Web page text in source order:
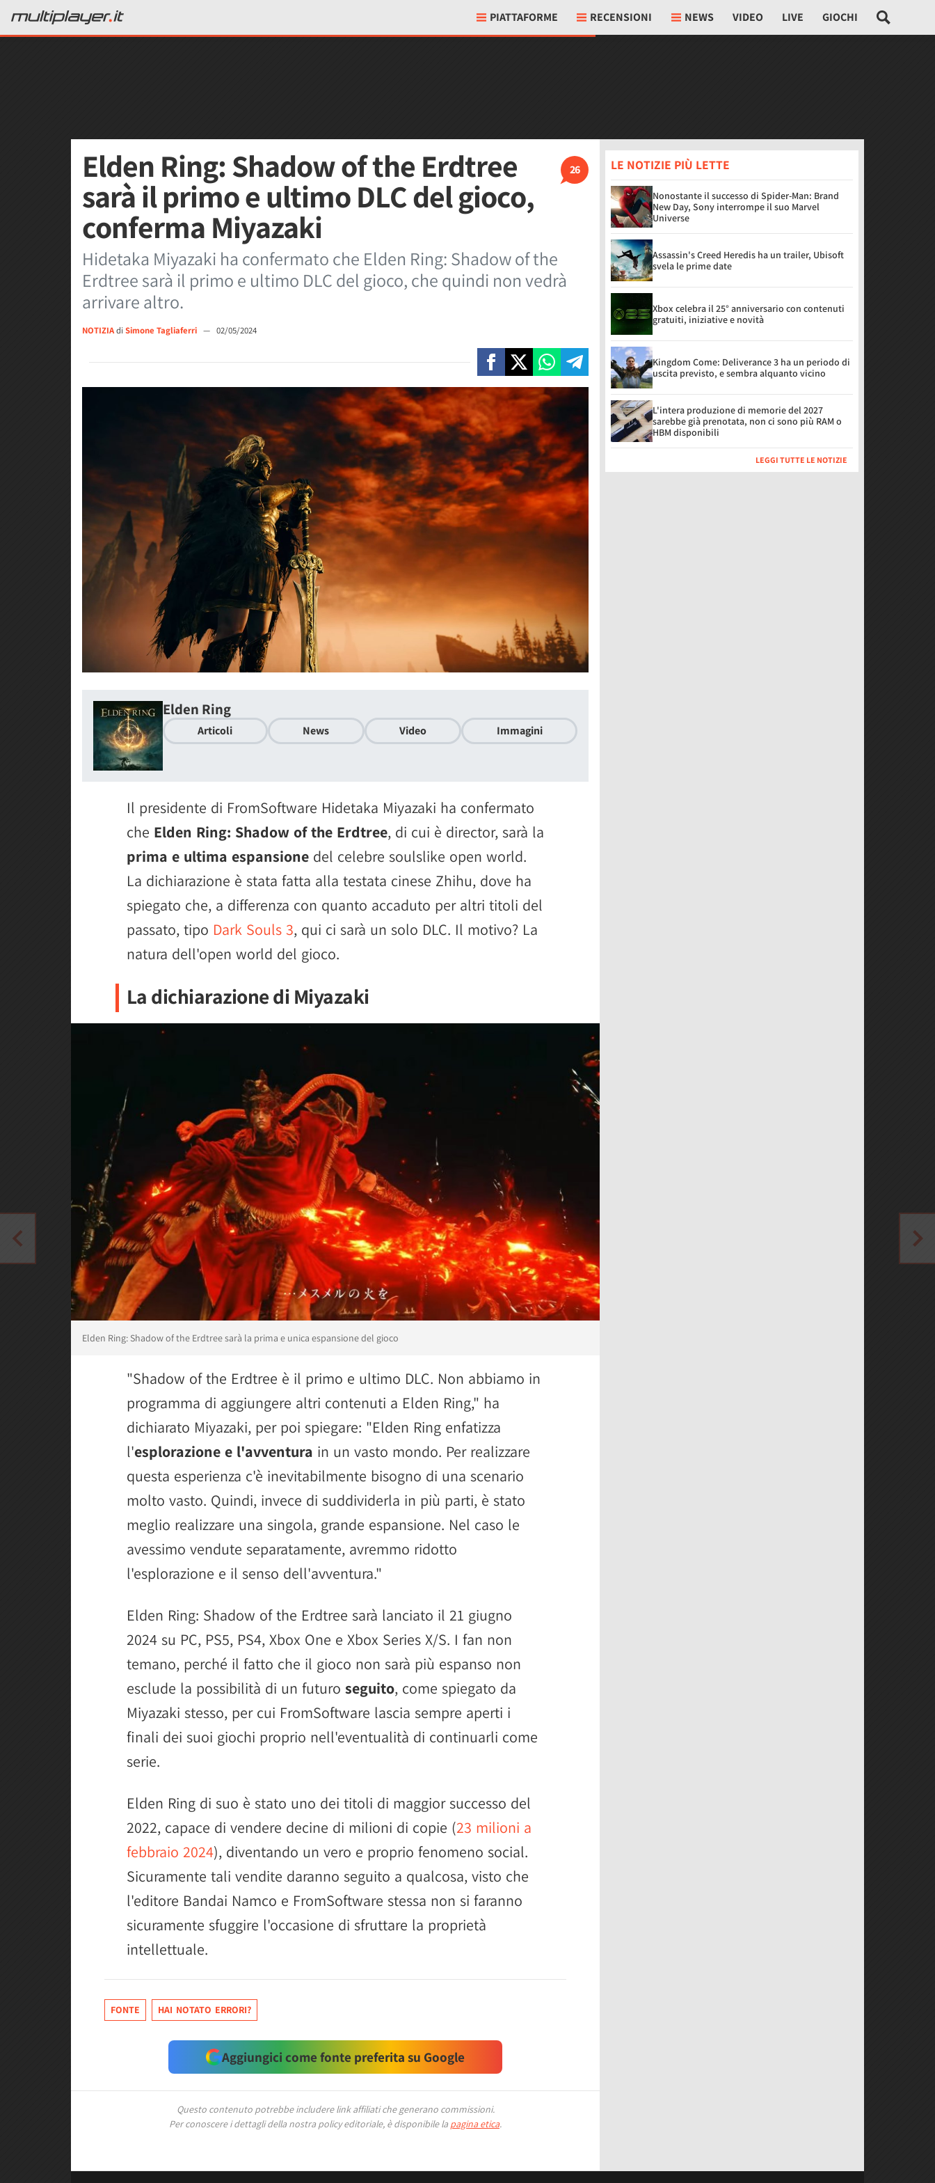
PIATTAFORME RECENSIONI NEWS VIDEO LIVE GIOCHI
26
Elden Ring: Shadow of the Erdtree
sarà il primo e ultimo DLC del gioco,
conferma Miyazaki
Hidetaka Miyazaki ha confermato che Elden Ring: Shadow of the
Erdtree sarà il primo e ultimo DLC del gioco, che quindi non vedrà
arrivare altro.
NOTIZIAdi Simone Tagliaferri — 02/05/2024
Elden Ring
Articoli News Video Immagini
Il presidente di FromSoftware Hidetaka Miyazaki ha confermato
che Elden Ring: Shadow of the Erdtree, di cui è director, sarà la
prima e ultima espansione del celebre soulslike open world.
La dichiarazione è stata fatta alla testata cinese Zhihu, dove ha
spiegato che, a differenza con quanto accaduto per altri titoli del
passato, tipo Dark Souls 3, qui ci sarà un solo DLC. Il motivo? La
natura dell'open world del gioco.
La dichiarazione di Miyazaki
Elden Ring: Shadow of the Erdtree sarà la prima e unica espansione del gioco
"Shadow of the Erdtree è il primo e ultimo DLC. Non abbiamo in
programma di aggiungere altri contenuti a Elden Ring," ha
dichiarato Miyazaki, per poi spiegare: "Elden Ring enfatizza
l'esplorazione e l'avventura in un vasto mondo. Per realizzare
questa esperienza c'è inevitabilmente bisogno di una scenario
molto vasto. Quindi, invece di suddividerla in più parti, è stato
meglio realizzare una singola, grande espansione. Nel caso le
avessimo vendute separatamente, avremmo ridotto
l'esplorazione e il senso dell'avventura."
Elden Ring: Shadow of the Erdtree sarà lanciato il 21 giugno
2024 su PC, PS5, PS4, Xbox One e Xbox Series X/S. I fan non
temano, perché il fatto che il gioco non sarà più espanso non
esclude la possibilità di un futuro seguito, come spiegato da
Miyazaki stesso, per cui FromSoftware lascia sempre aperti i
finali dei suoi giochi proprio nell'eventualità di continuarli come
serie.
Elden Ring di suo è stato uno dei titoli di maggior successo del
2022, capace di vendere decine di milioni di copie (23 milioni a
febbraio 2024), diventando un vero e proprio fenomeno social.
Sicuramente tali vendite daranno seguito a qualcosa, visto che
l'editore Bandai Namco e FromSoftware stessa non si faranno
sicuramente sfuggire l'occasione di sfruttare la proprietà
intellettuale.
FONTE HAI NOTATO ERRORI?
Aggiungici come fonte preferita su Google
Questo contenuto potrebbe includere link affiliati che generano commissioni.
Per conoscere i dettagli della nostra policy editoriale, è disponibile la pagina etica.
LE NOTIZIE PIÙ LETTE
Nonostante il successo di Spider-Man: Brand
New Day, Sony interrompe il suo Marvel
Universe
Assassin's Creed Heredis ha un trailer, Ubisoft
svela le prime date
Xbox celebra il 25° anniversario con contenuti
gratuiti, iniziative e novità
Kingdom Come: Deliverance 3 ha un periodo di
uscita previsto, e sembra alquanto vicino
L'intera produzione di memorie del 2027
sarebbe già prenotata, non ci sono più RAM o
HBM disponibili
LEGGI TUTTE LE NOTIZIE